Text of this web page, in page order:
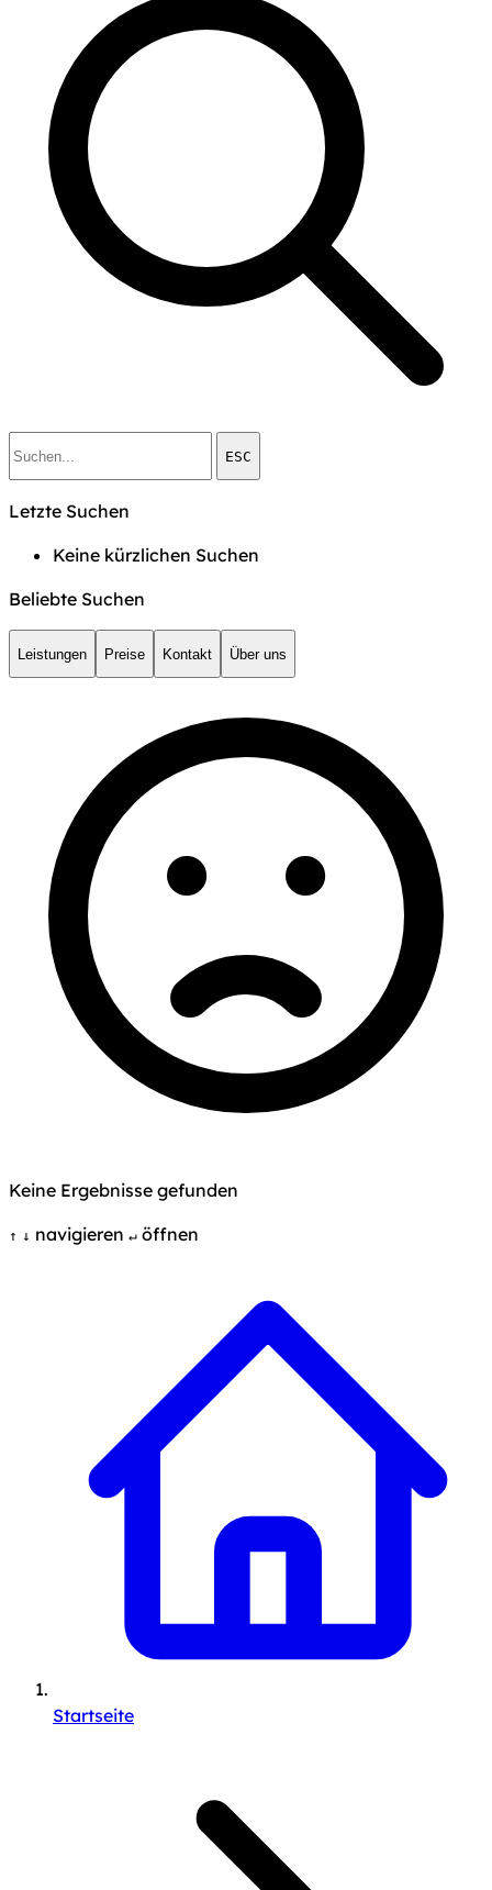
ESC
Letzte Suchen
Keine kürzlichen Suchen
Beliebte Suchen
Leistungen Preise Kontakt Über uns
Keine Ergebnisse gefunden
↑ ↓ navigieren ↵ öffnen
Startseite